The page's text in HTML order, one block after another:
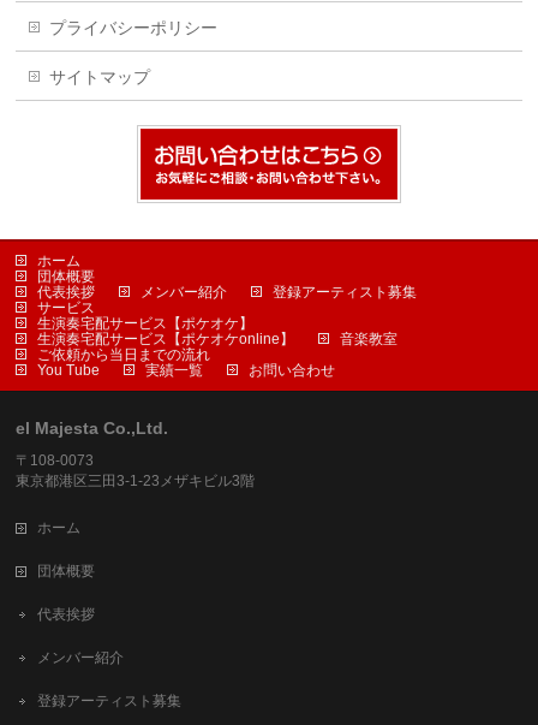
プライバシーポリシー
サイトマップ
ホーム
団体概要
代表挨拶
メンバー紹介
登録アーティスト募集
サービス
生演奏宅配サービス【ポケオケ】
生演奏宅配サービス【ポケオケonline】
音楽教室
ご依頼から当日までの流れ
You Tube
実績一覧 お問い合わせ
el Majesta Co.,Ltd.
〒108-0073
東京都港区三田3-1-23メザキビル3階
ホーム
団体概要
代表挨拶
メンバー紹介
登録アーティスト募集